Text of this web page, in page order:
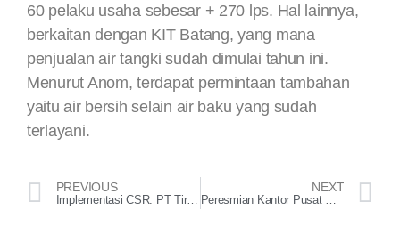
60 pelaku usaha sebesar + 270 lps. Hal lainnya,
berkaitan dengan KIT Batang, yang mana
penjualan air tangki sudah dimulai tahun ini.
Menurut Anom, terdapat permintaan tambahan
yaitu air bersih selain air baku yang sudah
terlayani.
PREVIOUS
Implementasi CSR: PT Tirta Utama Beri Bibit Jagung untuk Petani
NEXT
Peresmian Kantor Pusat PT. Tirta Utama oleh Gubernur Jawa Tengah